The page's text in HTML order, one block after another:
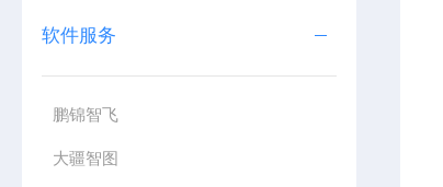
软件服务
鹏锦智飞
大疆智图